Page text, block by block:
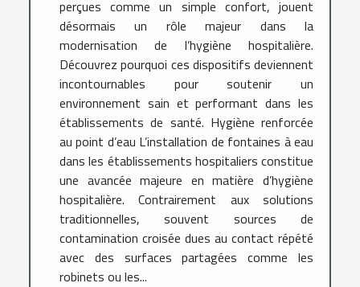
perçues comme un simple confort, jouent
désormais un rôle majeur dans la
modernisation de l’hygiène hospitalière.
Découvrez pourquoi ces dispositifs deviennent
incontournables pour soutenir un
environnement sain et performant dans les
établissements de santé. Hygiène renforcée
au point d’eau L’installation de fontaines à eau
dans les établissements hospitaliers constitue
une avancée majeure en matière d’hygiène
hospitalière. Contrairement aux solutions
traditionnelles, souvent sources de
contamination croisée dues au contact répété
avec des surfaces partagées comme les
robinets ou les...